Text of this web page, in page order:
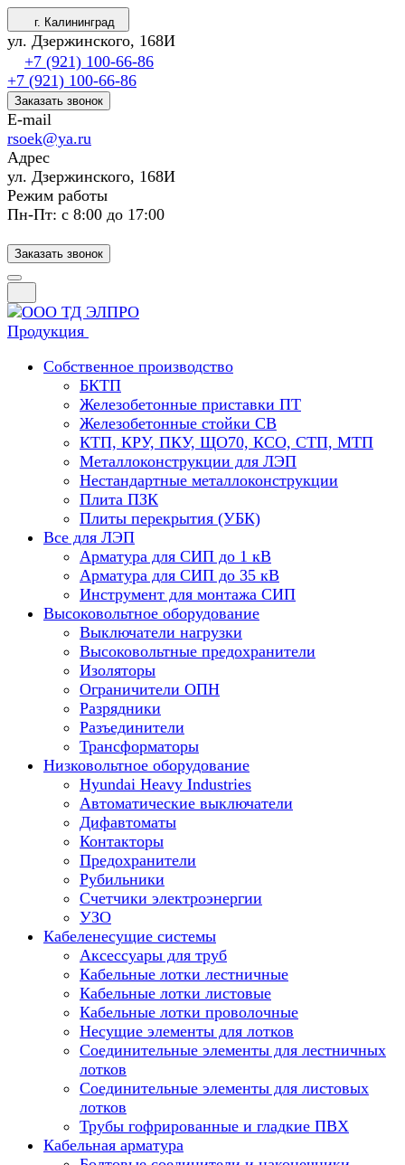
г. Калининград
ул. Дзержинского, 168И
+7 (921) 100-66-86
+7 (921) 100-66-86
Заказать звонок
E-mail
rsoek@ya.ru
Адрес
ул. Дзержинского, 168И
Режим работы
Пн-Пт: с 8:00 до 17:00
Заказать звонок
Продукция
Собственное производство
БКТП
Железобетонные приставки ПТ
Железобетонные стойки СВ
КТП, КРУ, ПКУ, ЩО70, КСО, СТП, МТП
Металлоконструкции для ЛЭП
Нестандартные металлоконструкции
Плита ПЗК
Плиты перекрытия (УБК)
Все для ЛЭП
Арматура для СИП до 1 кВ
Арматура для СИП до 35 кВ
Инструмент для монтажа СИП
Высоковольтное оборудование
Выключатели нагрузки
Высоковольтные предохранители
Изоляторы
Ограничители ОПН
Разрядники
Разъединители
Трансформаторы
Низковольтное оборудование
Hyundai Heavy Industries
Автоматические выключатели
Дифавтоматы
Контакторы
Предохранители
Рубильники
Счетчики электроэнергии
УЗО
Кабеленесущие системы
Аксессуары для труб
Кабельные лотки лестничные
Кабельные лотки листовые
Кабельные лотки проволочные
Несущие элементы для лотков
Соединительные элементы для лестничных
лотков
Соединительные элементы для листовых
лотков
Трубы гофрированные и гладкие ПВХ
Кабельная арматура